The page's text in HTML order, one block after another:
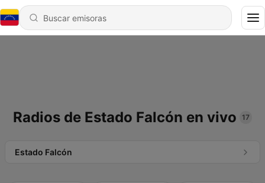
Radios de Estado Falcón en vivo 17
Estado Falcón